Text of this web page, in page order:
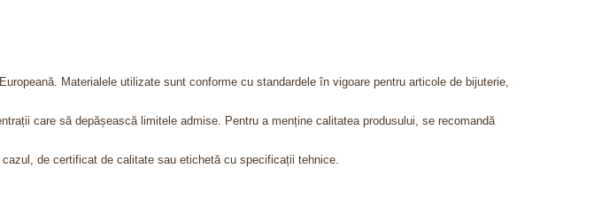
Materialele utilizate sunt conforme cu standardele în vigoare pentru articole de bijuterie,
care să depășească limitele admise. Pentru a menține calitatea produsului, se recomandă
de certificat de calitate sau etichetă cu specificații tehnice.